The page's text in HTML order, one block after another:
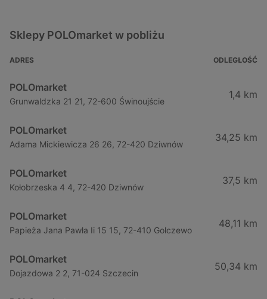
Sklepy POLOmarket w pobliżu
ADRES ODLEGŁOŚĆ
POLOmarket
Grunwaldzka 21 21, 72-600 Świnoujście
1,4 km
POLOmarket
Adama Mickiewicza 26 26, 72-420 Dziwnów
34,25 km
POLOmarket
Kołobrzeska 4 4, 72-420 Dziwnów
37,5 km
POLOmarket
Papieża Jana Pawła Ii 15 15, 72-410 Golczewo
48,11 km
POLOmarket
Dojazdowa 2 2, 71-024 Szczecin
50,34 km